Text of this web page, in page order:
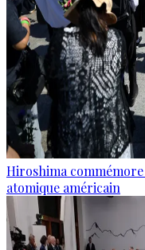
Hiroshima
atomique américain